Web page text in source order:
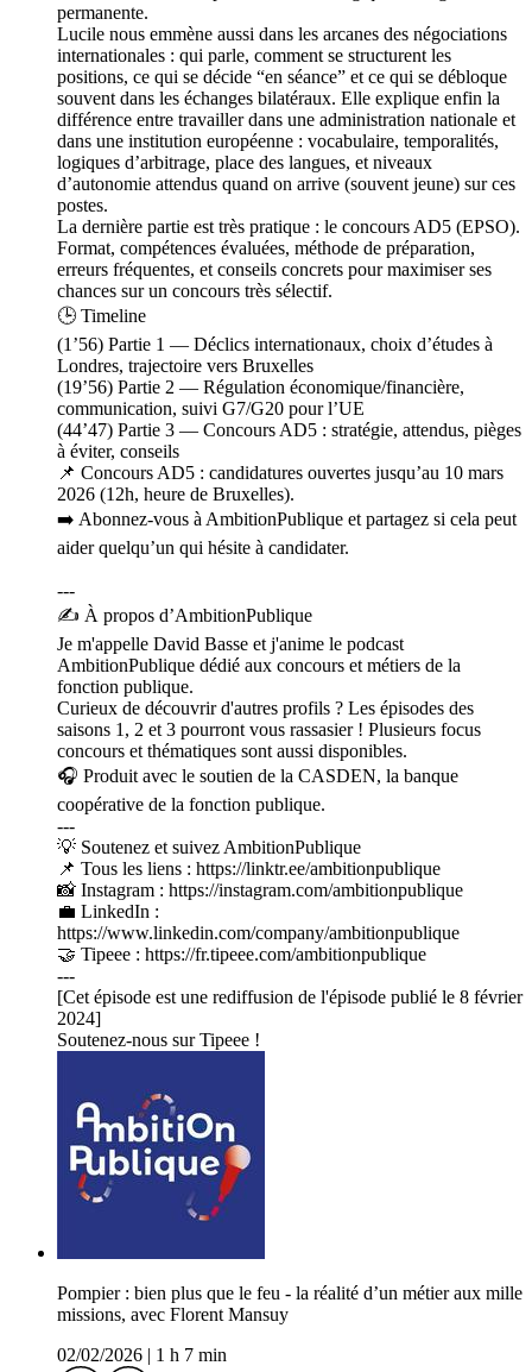
permanente.
Lucile nous emmène aussi dans les arcanes des négociations
internationales : qui parle, comment se structurent les
positions, ce qui se décide “en séance” et ce qui se débloque
souvent dans les échanges bilatéraux. Elle explique enfin la
différence entre travailler dans une administration nationale et
dans une institution européenne : vocabulaire, temporalités,
logiques d’arbitrage, place des langues, et niveaux
d’autonomie attendus quand on arrive (souvent jeune) sur ces
postes.
La dernière partie est très pratique : le concours AD5 (EPSO).
Format, compétences évaluées, méthode de préparation,
erreurs fréquentes, et conseils concrets pour maximiser ses
chances sur un concours très sélectif.
🕒 Timeline
(1’56) Partie 1 — Déclics internationaux, choix d’études à
Londres, trajectoire vers Bruxelles
(19’56) Partie 2 — Régulation économique/financière,
communication, suivi G7/G20 pour l’UE
(44’47) Partie 3 — Concours AD5 : stratégie, attendus, pièges
à éviter, conseils
📌 Concours AD5 : candidatures ouvertes jusqu’au 10 mars
2026 (12h, heure de Bruxelles).
➡️ Abonnez-vous à AmbitionPublique et partagez si cela peut
aider quelqu’un qui hésite à candidater.
---
✍️ À propos d’AmbitionPublique
Je m'appelle David Basse et j'anime le podcast
AmbitionPublique dédié aux concours et métiers de la
fonction publique.
Curieux de découvrir d'autres profils ? Les épisodes des
saisons 1, 2 et 3 pourront vous rassasier ! Plusieurs focus
concours et thématiques sont aussi disponibles.
🎧 Produit avec le soutien de la CASDEN, la banque
coopérative de la fonction publique.
---
💡 Soutenez et suivez AmbitionPublique
📌 Tous les liens : https://linktr.ee/ambitionpublique
📸 Instagram : https://instagram.com/ambitionpublique
💼 LinkedIn :
https://www.linkedin.com/company/ambitionpublique
🤝 Tipeee : https://fr.tipeee.com/ambitionpublique
---
[Cet épisode est une rediffusion de l'épisode publié le 8 février
2024]
Soutenez-nous sur Tipeee !
Pompier : bien plus que le feu - la réalité d’un métier aux mille
missions, avec Florent Mansuy
02/02/2026
1 h 7 min